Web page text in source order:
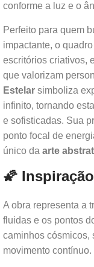
conforme a luz e o
Perfeito para quem
impactante, o
escritórios criativos,
que valorizam
Estelar simboliza
infinito, tornando
e sofisticadas. Sua
ponto focal de
único da arte
🌠
A obra representa a
fluidas e os pontos
caminhos cósmicos,
movimento contínuo.